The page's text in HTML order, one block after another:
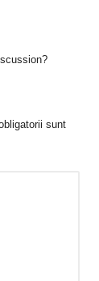
sunt